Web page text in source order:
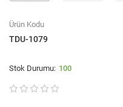
Ürün Kodu
TDU-1079
100